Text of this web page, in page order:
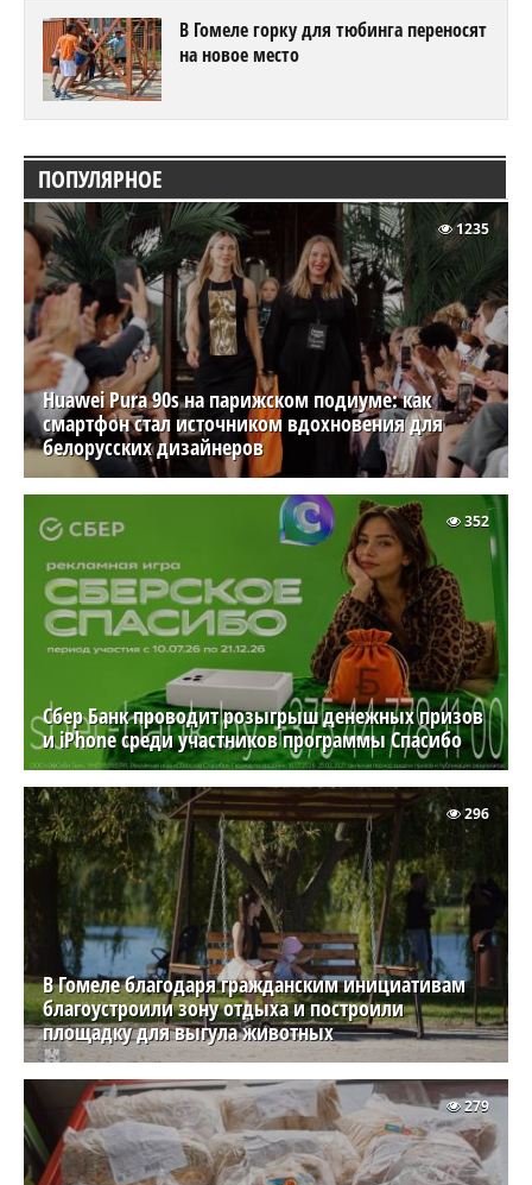
В Гомеле горку для тюбинга переносят
на новое место
ПОПУЛЯРНОЕ
Huawei Pura 90s на парижском подиуме: как
смартфон стал источником вдохновения для
белорусских дизайнеров
1235
Сбер Банк проводит розыгрыш денежных призов
и iPhone среди участников программы Спасибо
352
В Гомеле благодаря гражданским инициативам
благоустроили зону отдыха и построили
площадку для выгула животных
296
279